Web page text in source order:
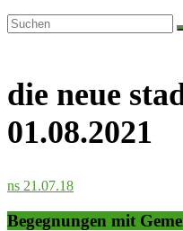
die neue
01.08.2021
ns 21.07.18
Begegnungen mit